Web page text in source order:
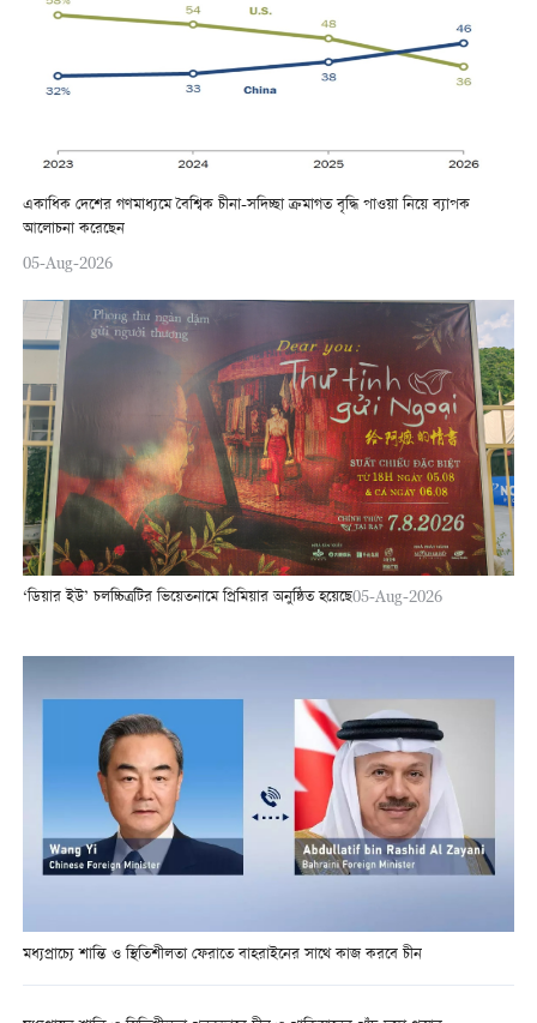
একাধিক দেশের গণমাধ্যমে বৈশ্বিক চীনা-সদিচ্ছা ক্রমাগত বৃদ্ধি পাওয়া নিয়ে ব্যাপক
আলোচনা করেছেন
05-Aug-2026
‘ডিয়ার ইউ’ চলচ্চিত্রটির ভিয়েতনামে প্রিমিয়ার অনুষ্ঠিত হয়েছে05-Aug-2026
মধ্যপ্রাচ্যে শান্তি ও স্থিতিশীলতা ফেরাতে বাহরাইনের সাথে কাজ করবে চীন